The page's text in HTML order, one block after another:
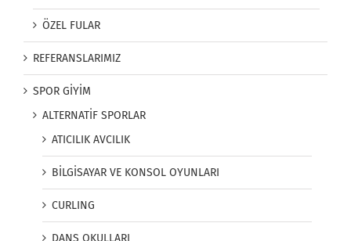
ÖZEL FULAR
REFERANSLARIMIZ
SPOR GİYİM
ALTERNATİF SPORLAR
ATICILIK AVCILIK
BİLGİSAYAR VE KONSOL OYUNLARI
CURLING